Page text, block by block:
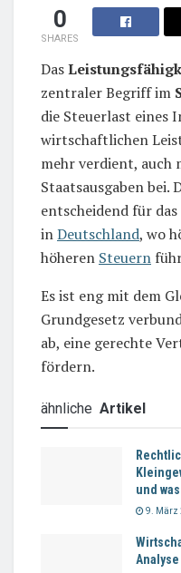
0
SHARES
Das
zentraler Begriff im
die Steuerlast eines
wirtschaftlichen
mehr verdient, auch
Staatsausgaben bei.
entscheidend für
inDeutschland, wo
höheren Steuern
Es ist eng mit dem
Grundgesetz
ab, eine gerechte
fördern.
ähnliche Artikel
und
9. März